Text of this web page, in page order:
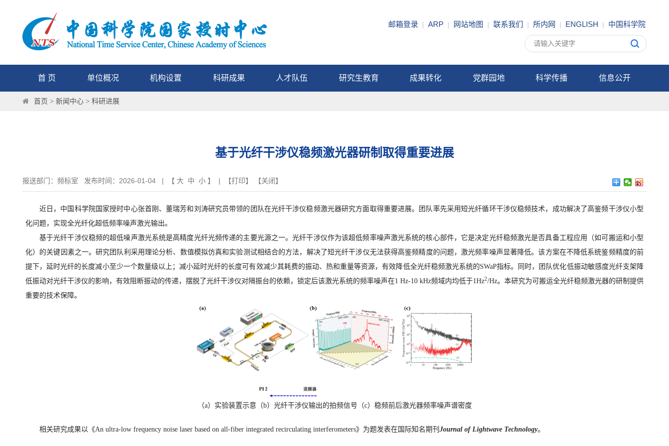
邮箱登录 | ARP | 网站地图 | 联系我们 | 所内网 | ENGLISH | 中国科学院
首 页 单位概况 机构设置 科研成果 人才队伍 研究生教育 成果转化 党群园地 科学传播 信息公开
首页 > 新闻中心 > 科研进展
基于光纤干涉仪稳频激光器研制取得重要进展
报送部门：频标室 发布时间：2026-01-04 | 【 大 中 小 】 | 【打印】 【关闭】
近日，中国科学院国家授时中心张首刚、董瑞芳和刘涛研究员带领的团队在光纤干涉仪稳频激光器研究方面取得重要进展。团队率先采用短光纤循环干涉仪稳频技术，成功解决了高鉴频干涉仪小型
化问题，实现全光纤化超低频率噪声激光输出。
基于光纤干涉仪稳频的超低噪声激光系统是高精度光纤光频传递的主要光源之一。光纤干涉仪作为该超低频率噪声激光系统的核心部件，它是决定光纤稳频激光是否具备工程应用（如可搬运和小型
化）的关键因素之一。研究团队利采用理论分析、数值模拟仿真和实验测试相结合的方法，解决了短光纤干涉仪无法获得高鉴频精度的问题，激光频率噪声显著降低。该方案在不降低系统鉴频精度的前
提下，延时光纤的长度减小至少一个数量级以上；减小延时光纤的长度可有效减少其耗费的振动、热和重量等资源，有效降低全光纤稳频激光系统的SWaP指标。同时，团队优化低振动敏感度光纤支架降
低振动对光纤干涉仪的影响，有效阻断振动的传递，摆脱了光纤干涉仪对隔振台的依赖，锁定后该激光系统的频率噪声在1 Hz-10 kHz频域内均低于1Hz2/Hz。本研究为可搬运全光纤稳频激光器的研制提供
重要的技术保障。
（a）实验装置示意（b）光纤干涉仪输出的拍频信号（c）稳频前后激光器频率噪声谱密度
相关研究成果以《An ultra-low frequency noise laser based on all-fiber integrated recirculating interferometers》为题发表在国际知名期刊 Journal of Lightwave Technology。